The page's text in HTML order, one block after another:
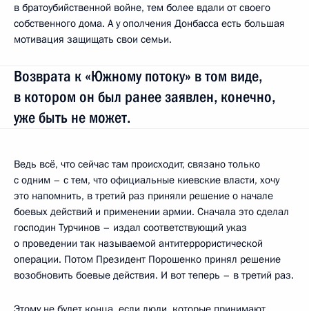
в братоубийственной войне, тем более вдали от своего
собственного дома. А у ополчения Донбасса есть большая
мотивация защищать свои семьи.
Возврата к «Южному потоку» в том виде,
в котором он был ранее заявлен, конечно,
уже быть не может.
Ведь всё, что сейчас там происходит, связано только
с одним – с тем, что официальные киевские власти, хочу
это напомнить, в третий раз приняли решение о начале
боевых действий и применении армии. Сначала это сделал
господин Турчинов – издал соответствующий указ
о проведении так называемой антитеррористической
операции. Потом Президент Порошенко принял решение
возобновить боевые действия. И вот теперь – в третий раз.